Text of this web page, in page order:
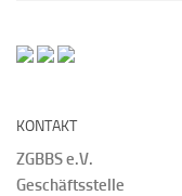
KONTAKT
ZGBBS e.V.
Geschäftsstelle